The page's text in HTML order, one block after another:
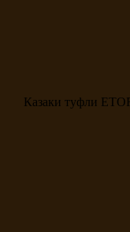
Казаки туфли